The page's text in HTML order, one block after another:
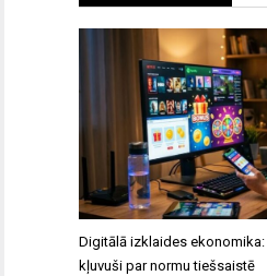
Digitālā izklaides
kļuvuši par normu tiešsaistē